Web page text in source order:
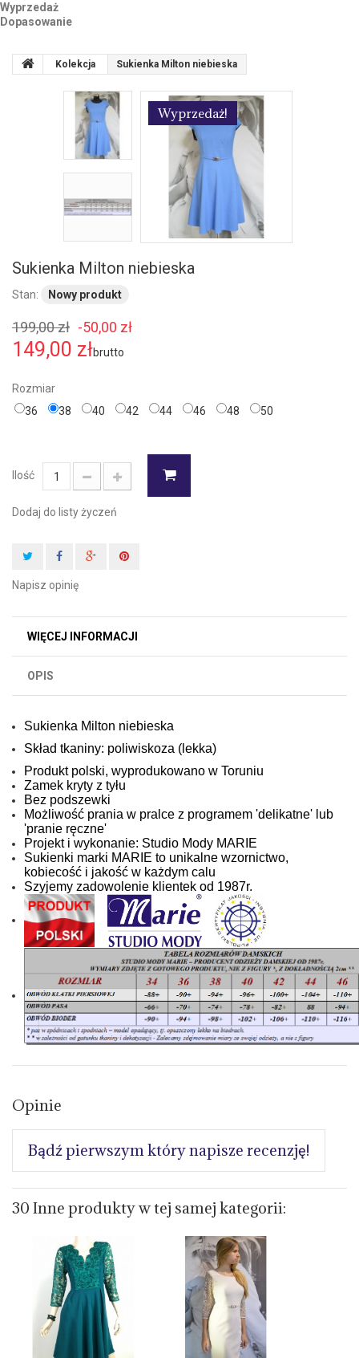
Wyprzedaż
Dopasowanie
Kolekcja Sukienka Milton niebieska
Wyprzedaż!
Sukienka Milton niebieska
Stan: Nowy produkt
199,00 zł -50,00 zł
149,00 złbrutto
Rozmiar
36
38 40 42 44 46 48 50
Ilość
Dodaj do listy życzeń
Napisz opinię
WIĘCEJ INFORMACJI
OPIS
Sukienka Milton niebieska
Skład tkaniny: poliwiskoza (lekka)
Produkt polski, wyprodukowano w Toruniu
Zamek kryty z tyłu
Bez podszewki
Możliwość prania w pralce z programem 'delikatne' lub
'pranie ręczne'
Projekt i wykonanie: Studio Mody MARIE
Sukienki marki MARIE to unikalne wzornictwo,
kobiecość i jakość w każdym calu
Szyjemy zadowolenie klientek od 1987r.
Opinie
Bądź pierwszym który napisze recenzję!
30 Inne produkty w tej samej kategorii: